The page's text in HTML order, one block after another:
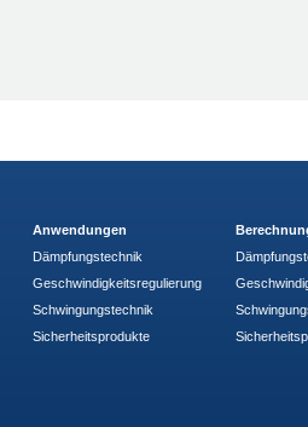
Anwendungen
Dämpfungstechnik
Geschwindigkeitsregulierung
Schwingungstechnik
Sicherheitsprodukte